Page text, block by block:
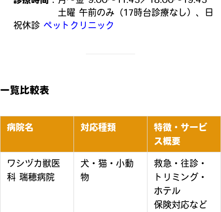
土曜 午前のみ（17時台診療なし）、日
祝休診 ペットクリニック
一覧比較表
病院名 対応種類
特徴・サービ
ス概要
ワシヅカ獣医
科 瑞穂病院
犬・猫・小動
物
救急・往診・
トリミング・
ホテル
保険対応など